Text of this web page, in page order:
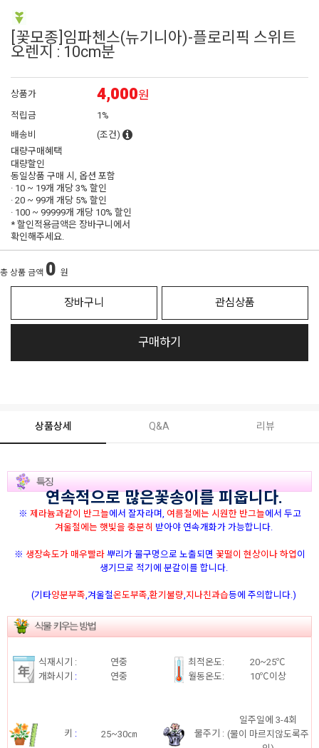
[꽃모종]임파첸스(뉴기니아)-플로리픽 스위트
오렌지 : 10cm분
상품가 4,000원
적립금
1%
배송비
(조건)
대량구매혜택
대량할인
동일상품 구매 시, 옵션 포함
· 10 ~ 19개 개당3% 할인
· 20 ~ 99개 개당 5% 할인
· 100 ~ 99999개 개당 10% 할인
* 할인적용금액은 장바구니에서
확인해주세요.
총 상품 금액 0 원
장바구니 관심상품
구매하기
상품상세 Q&A 리뷰
연속적으로 많은꽃송이를피웁니다.
※ 제라늄과같이 반그늘에서 잘자라며, 여름철에는 시원한 반그늘에서 두고
겨울철에는 햇빛을 충분히 받아야 연속개화가 가능합니다.
※ 생장속도가 매우빨라뿌리가 물구멍으로 노출되면 꽃떨이 현상이나 하엽이
생기므로 적기에 분갈이를 합니다.
(기타양분부족,겨울철온도부족,환기불량,지나친과습등에 주의합니다.)
식재시기 :
개화시기 :
연중
연중
최적온도:
월동온도:
20~25℃
10℃이상
키 : 25~30㎝ 물주기 :
일주일에 3-4회
(물이 마르지않도록주